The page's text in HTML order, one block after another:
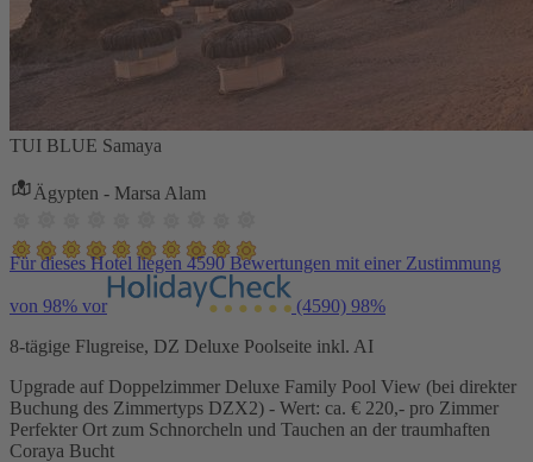
TUI BLUE Samaya
Ägypten - Marsa Alam
Für dieses Hotel liegen 4590 Bewertungen mit einer Zustimmung
von 98% vor (4590) 98%
8-tägige Flugreise, DZ Deluxe Poolseite inkl. AI
Upgrade auf Doppelzimmer Deluxe Family Pool View (bei direkter
Buchung des Zimmertyps DZX2) - Wert: ca. € 220,- pro Zimmer
Perfekter Ort zum Schnorcheln und Tauchen an der traumhaften
Coraya Bucht